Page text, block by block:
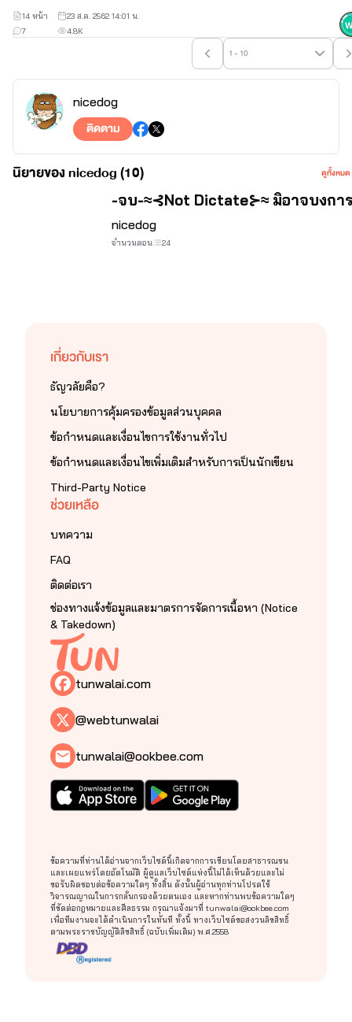
4.8K
7
14 หน้า 23 ส.ค. 2562 14:01 น.
1 - 10
nicedog
ติดตาม
นิยายของ nicedog (10) ดูทั้งหมด
-จบ-≈⊰Not Dictate⊱≈ มิอาจบงกา
nicedog
จำนวนตอน 24
เกี่ยวกับเรา
ธัญวลัยคือ?
นโยบายการคุ้มครองข้อมูลส่วนบุคคล
ข้อกำหนดและเงื่อนไขการใช้งานทั่วไป
ข้อกำหนดและเงื่อนไขเพิ่มเติมสำหรับการเป็นนักเขียน
Third-Party Notice
ช่วยเหลือ
บทความ
FAQ
ติดต่อเรา
ช่องทางแจ้งข้อมูลและมาตรการจัดการเนื้อหา (Notice
& Takedown)
tunwalai.com
@webtunwalai
tunwalai@ookbee.com
ข้อความที่ท่านได้อ่านจากเว็บไซต์นี้เกิดจากการเขียนโดยสาธารณชน
และเผยแพร่โดยอัตโนมัติ ผู้ดูแลเว็บไซต์แห่งนี้ไม่ได้เห็นด้วยและไม่
ขอรับผิดชอบต่อข้อความใดๆ ทั้งสิ้น ดังนั้นผู้อ่านทุกท่านโปรดใช้
วิจารณญาณในการกลั่นกรองด้วยตนเอง และหากท่านพบข้อความใดๆ
ที่ขัดต่อกฎหมายและศีลธรรม กรุณาแจ้งมาที่ tunwalai@ookbee.com
เพื่อทีมงานจะได้ดำเนินการในทันที ทั้งนี้ ทางเว็บไซต์ขอสงวนลิขสิทธิ์
ตามพระราชบัญญัติลิขสิทธิ์ (ฉบับเพิ่มเติม) พ.ศ.2558